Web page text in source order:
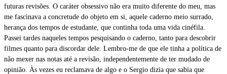
futuras revisões. O caráter obsessivo não era muito diferente do meu, mas
me fascinava a concretude do objeto em si, aquele caderno meio surrado,
herança dos tempos de estudante, que continha toda uma vida cinéfila.
Passei tardes naqueles tempos pesquisando o caderno, tanto para descobrir
filmes quanto para discordar dele. Lembro-me de que ele tinha a política de
não mexer nas notas até a revisão, independentemente de ter mudado de
opinião. Às vezes eu reclamava de algo e o Sergio dizia que sabia que